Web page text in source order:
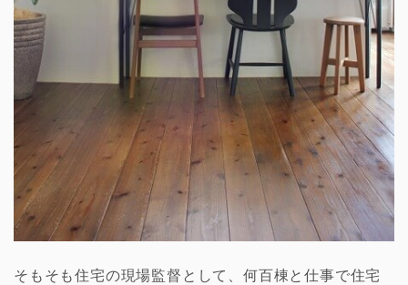
そもそも住宅の現場監督として、何百棟と仕事で住宅